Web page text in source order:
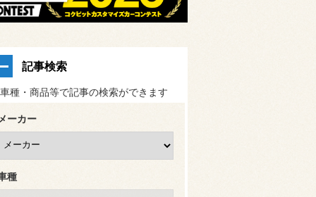
記事検索
種・商品等で記事の検索ができます
ーカー
種